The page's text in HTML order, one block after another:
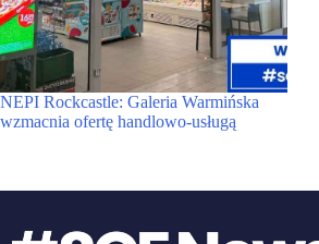
NEPI Rockcastle: Galeria Warmińska
wzmacnia ofertę handlowo-usługą